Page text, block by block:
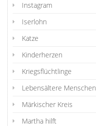
Instagram
Iserlohn
Katze
Kinderherzen
Kriegsflüchtlinge
Lebensältere Menschen
Märkischer Kreis
Martha hilft